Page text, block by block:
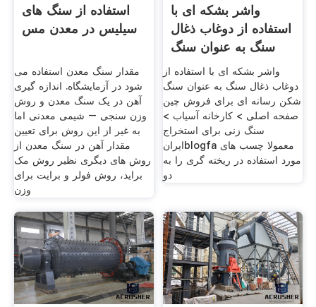
استفاده از سنگ های
سیلیس در معدن مس
مقدار سنگ معدن استفاده می
شود در آزمایشگاه. اندازه گیری
آهن در یک سنگ معدن و روش
وزن سنجی – شیمی معدنی اما
به غیر از این روش برای تعیین
مقدار آهن در سنگ معدن از
روش های دیگری نظیر روش مک
براید، روش فولر و برایت برای
وزن
واشر بشکه ای با
استفاده از دوغاب ذغال
سنگ به عنوان سنگ
شکن
واشر بشکه ای با استفاده از
دوغاب ذغال سنگ به عنوان سنگ
شکن رسانه ای برای فروش چین
صفحه اصلی > کارخانه آسیاب >
سنگ زنی برای استخراج
ایرانblogfa معمولا چسب های
مورد استفاده در ریخته گری را به
دو